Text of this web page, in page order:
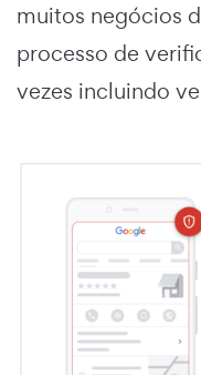
muitos negócios
processo de
vezes incluindo